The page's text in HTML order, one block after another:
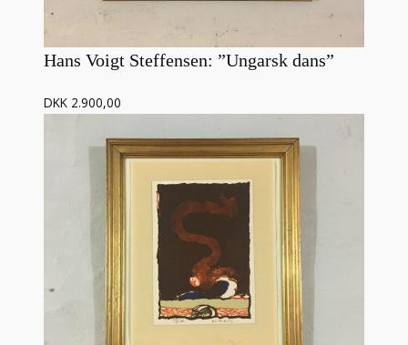
Hans Voigt Steffensen: ”Ungarsk dans”
DKK 2.900,00